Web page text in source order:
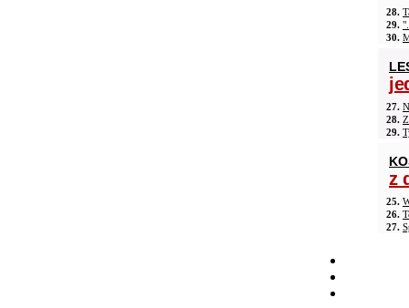
28.
29.
30.
27.
28.
29.
z
25.
26.
27.